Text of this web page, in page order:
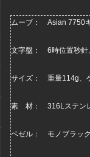
ムーブ： Asian 7750
文字盤： 6時位置秒針
サイズ： 重量114g、
素 材： 316Lステンレ
ベゼル： モノブラッ